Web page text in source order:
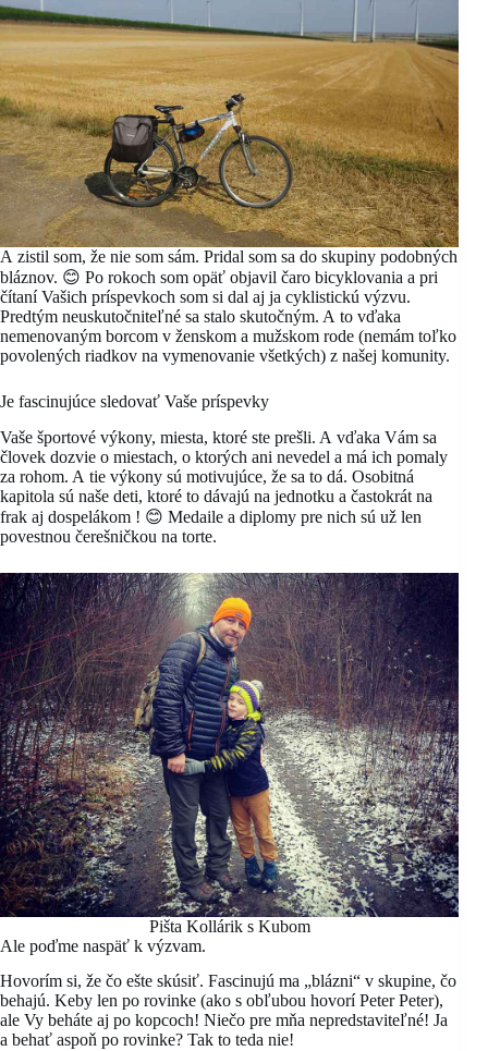
A zistil som, že nie som sám. Pridal som sa do skupiny podobných
bláznov. 😊 Po rokoch som opäť objavil čaro bicyklovania a pri
čítaní Vašich príspevkoch som si dal aj ja cyklistickú výzvu.
Predtým neuskutočniteľné sa stalo skutočným. A to vďaka
nemenovaným borcom v ženskom a mužskom rode (nemám toľko
povolených riadkov na vymenovanie všetkých) z našej komunity.
Je fascinujúce sledovať Vaše príspevky
Vaše športové výkony, miesta, ktoré ste prešli. A vďaka Vám sa
človek dozvie o miestach, o ktorých ani nevedel a má ich pomaly
za rohom. A tie výkony sú motivujúce, že sa to dá. Osobitná
kapitola sú naše deti, ktoré to dávajú na jednotku a častokrát na
frak aj dospelákom ! 😊 Medaile a diplomy pre nich sú už len
povestnou čerešničkou na torte.
Pišta Kollárik s Kubom
Ale poďme naspäť k výzvam.
Hovorím si, že čo ešte skúsiť. Fascinujú ma „blázni“ v skupine, čo
behajú. Keby len po rovinke (ako s obľubou hovorí Peter Peter),
ale Vy beháte aj po kopcoch! Niečo pre mňa nepredstaviteľné! Ja
a behať aspoň po rovinke? Tak to teda nie!